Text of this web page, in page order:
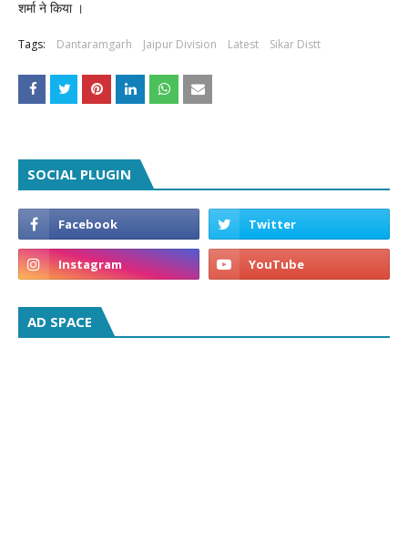
शर्मा ने किया ।
Tags: Dantaramgarh Jaipur Division Latest Sikar Distt
SOCIAL PLUGIN
AD SPACE